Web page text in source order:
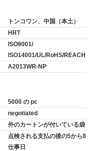
トンコワン、中国（本土）
HRT
ISO9001/
ISO14001/UL/RoHS/REACH
A2013WR-NP
5000 の pc
negotiated
外のカートンが付いている袋
点検される支払の後の5から8
仕事日